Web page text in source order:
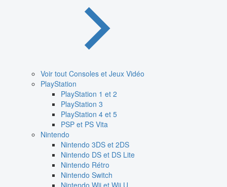
Voir tout Consoles et Jeux Vidéo
PlayStation
PlayStation 1 et 2
PlayStation 3
PlayStation 4 et 5
PSP et PS Vita
Nintendo
Nintendo 3DS et 2DS
Nintendo DS et DS Lite
Nintendo Rétro
Nintendo Switch